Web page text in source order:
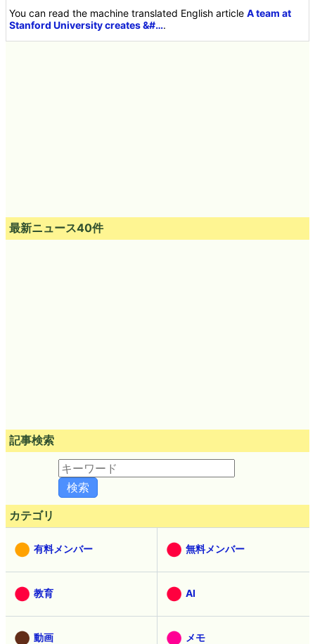
You can read the machine translated English articleA team at
Stanford University creates &#….
最新ニュース40件
記事検索
カテゴリ
有料メンバー 無料メンバー
教育 AI
動画 メモ